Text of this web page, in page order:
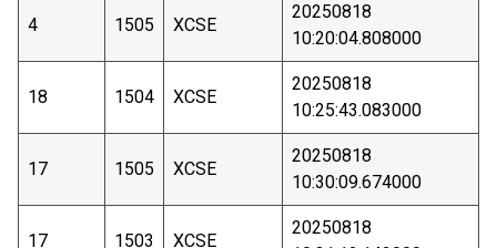
4 1505 XCSE
20250818
10:20:04.808000
18 1504 XCSE
20250818
10:25:43.083000
17 1505 XCSE
20250818
10:30:09.674000
17 1503 XCSE
20250818